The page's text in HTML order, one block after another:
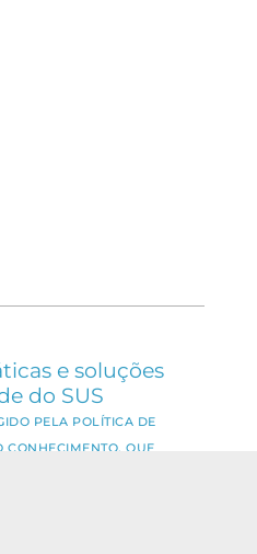
e soluções
do SUS
PELA POLÍTICA DE
CONHECIMENTO, QUE